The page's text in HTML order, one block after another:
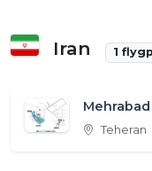
Iran 1
Teheran